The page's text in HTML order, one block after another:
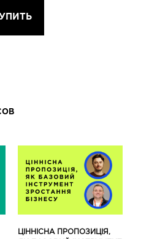
ЦІННІСНА ПРОПОЗИЦІЯ,